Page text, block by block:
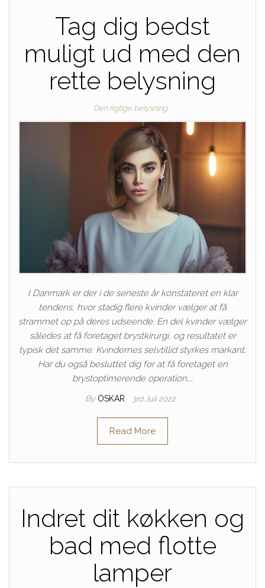
Tag dig bedst
muligt ud med den
rette belysning
Den rigtige belysning
I Danmark er der i de seneste år konstateret en klar
tendens, hvor stadig flere kvinder vælger at få
strammet op på deres udseende. En del kvinder vælger
således at få foretaget brystkirurgi, og resultatet er
typisk det samme: Kvindernes selvtillid styrkes markant.
Har du også besluttet dig for at få foretaget en
brystoptimerende operation,…
By OSKAR 3rd Juli 2022
Read More
Indret dit køkken og
bad med flotte
lamper